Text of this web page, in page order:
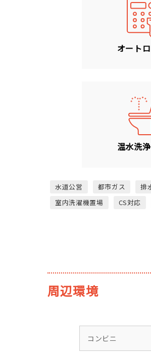
オート
温水洗
水道公営 都市ガス 排
室内洗濯機置場
CS対応
周辺環境
コンビニ